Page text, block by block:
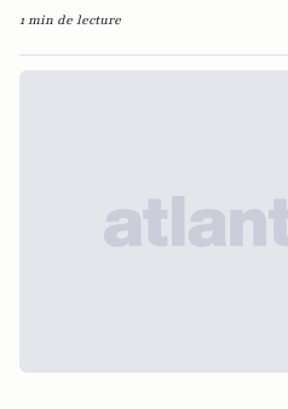
1 min de lecture